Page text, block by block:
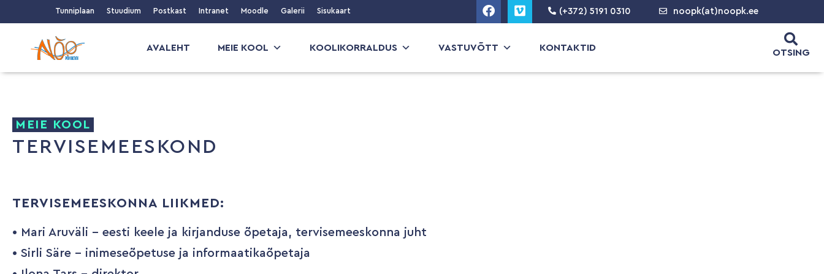
Tunniplaan Stuudium Postkast Intranet Moodle Galerii Sisukaart (+372) 5191 0310 noopk(at)noopk.ee
AVALEHT MEIE KOOL KOOLIKORRALDUS VASTUVÕTT KONTAKTID OTSING
MEIE KOOL
TERVISEMEESKOND
TERVISEMEESKONNA LIIKMED:
• Mari Aruväli – eesti keele ja kirjanduse õpetaja, tervisemeeskonna juht
• Sirli Säre – inimeseõpetuse ja informaatikaõpetaja